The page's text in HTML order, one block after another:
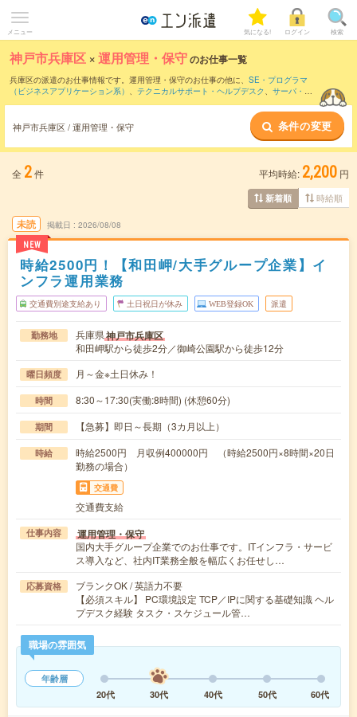
メニュー 気になる! ログイン 検索
神戸市兵庫区 ×運用管理・保守のお仕事一覧
兵庫区の派遣のお仕事情報です。運用管理・保守のお仕事の他に、 SE・プログラマ
（ビジネスアプリケーション系） 、 テクニカルサポート・ヘルプデスク 、 サーバ・ネ
などのこだわり条件で絞り込んでいただけます。職種辞典：運用管理・
保守のお仕事とは？とは？
神戸市兵庫区 / 運用管理・保守 条件の変更
全 2件 平均時給: 2,200 円
新着順 時給順
未読
NEW
掲載日 2026/08/08
時給2500円！【和田岬/大手グループ企業】イ
ンフラ運用業務
交通費別途支給あり 土日祝日が休み WEB登録OK 派遣
勤務地 兵庫県神戸市兵庫区
和田岬駅から徒歩2分／御崎公園駅から徒歩12分
曜日頻度 月～金※土日休み！
時間 8:30～17:30(実働:8時間) (休憩60分)
期間 【急募】即日～長期（3カ月以上）
時給
時給2500円 月収例400000円 （時給2500円×8時間×20日
勤務の場合）
交通費
交通費支給
仕事内容 運用管理・保守
国内大手グループ企業でのお仕事です。ITインフラ・サービ
ス導入など、社内IT業務全般を幅広くお任せし…
応募資格
ブランクOK / 英語力不要
【必須スキル】 PC環境設定 TCP／IPに関する基礎知識 ヘル
プデスク経験 タスク・スケジュール管…
職場の雰囲気
年齢層
20代
30代 40代 50代 60代